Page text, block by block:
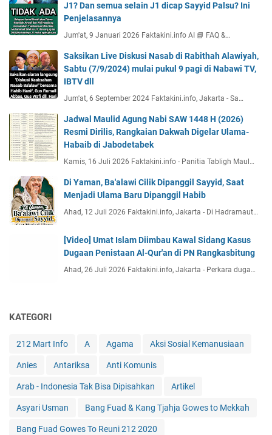
J1? Dan semua selain J1 dicap Sayyid Palsu? Ini
Penjelasannya
Jum'at, 9 Januari 2026 Faktakini.info AI 📘 FAQ &…
Saksikan Live Diskusi Nasab di Rabithah Alawiyah,
Sabtu (7/9/2024) mulai pukul 9 pagi di Nabawi TV,
IBTV dll
Jum'at, 6 September 2024 Faktakini.info, Jakarta - Sa…
Jadwal Maulid Agung Nabi SAW 1448 H (2026)
Resmi Dirilis, Rangkaian Dakwah Digelar Ulama-
Habaib di Jabodetabek
Kamis, 16 Juli 2026 Faktakini.info - Panitia Tabligh Maul…
Di Yaman, Ba'alawi Cilik Dipanggil Sayyid, Saat
Menjadi Ulama Baru Dipanggil Habib
Ahad, 12 Juli 2026 Faktakini.info, Jakarta - Di Hadramaut…
[Video] Umat Islam Diimbau Kawal Sidang Kasus
Dugaan Penistaan Al-Qur'an di PN Rangkasbitung
Ahad, 26 Juli 2026 Faktakini.info, Jakarta - Perkara duga…
KATEGORI
212 Mart Info A Agama Aksi Sosial Kemanusiaan
Anies Antariksa Anti Komunis
Arab - Indonesia Tak Bisa Dipisahkan Artikel
Asyari Usman Bang Fuad & Kang Tjahja Gowes to Mekkah
Bang Fuad Gowes To Reuni 212 2020